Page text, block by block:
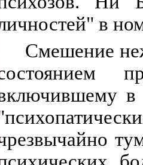
в
Смешение
в